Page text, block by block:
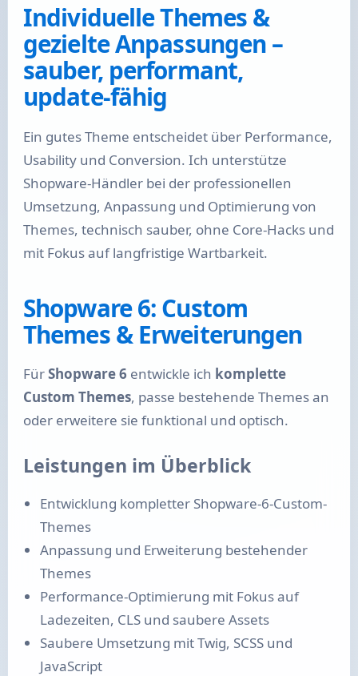
Individuelle Themes &
gezielte Anpassungen –
sauber, performant,
update-fähig
Ein gutes Theme entscheidet über Performance,
Usability und Conversion. Ich unterstütze
Shopware-Händler bei der professionellen
Umsetzung, Anpassung und Optimierung von
Themes, technisch sauber, ohne Core-Hacks und
mit Fokus auf langfristige Wartbarkeit.
Shopware 6: Custom
Themes & Erweiterungen
FürShopware 6 entwickle ich komplette
Custom Themes, passe bestehende Themes an
oder erweitere sie funktional und optisch.
Leistungen im Überblick
Entwicklung kompletter Shopware-6-Custom-
Themes
Anpassung und Erweiterung bestehender
Themes
Performance-Optimierung mit Fokus auf
Ladezeiten, CLS und saubere Assets
Saubere Umsetzung mit Twig, SCSS und
JavaScript